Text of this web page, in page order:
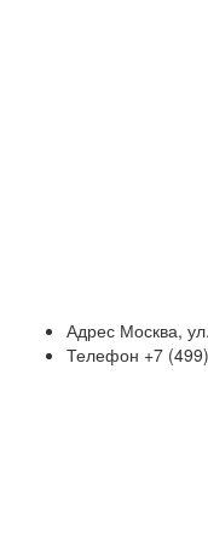
Адрес Москва,
Телефон +7